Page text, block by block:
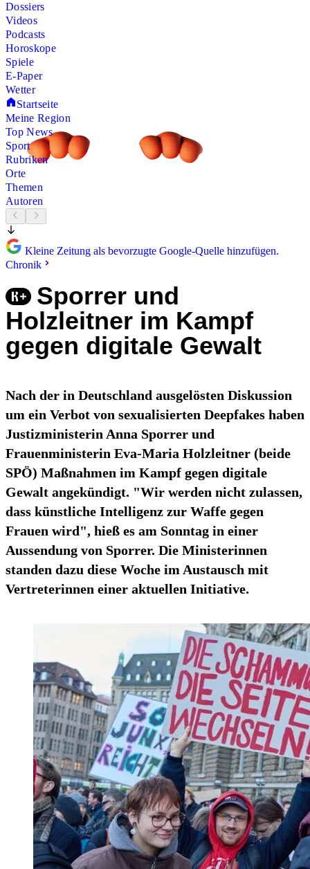
Dossiers
Videos
Podcasts
Horoskope
Spiele
E-Paper
Wetter
Startseite
Meine Region
Top News
Sport
Rubriken
Orte
Themen
Autoren
Kleine Zeitung als bevorzugte Google-Quelle hinzufügen.
Chronik
Sporrer und
Holzleitner im Kampf
gegen digitale Gewalt
Nach der in Deutschland ausgelösten Diskussion
um ein Verbot von sexualisierten Deepfakes haben
Justizministerin Anna Sporrer und
Frauenministerin Eva-Maria Holzleitner (beide
SPÖ) Maßnahmen im Kampf gegen digitale
Gewalt angekündigt. "Wir werden nicht zulassen,
dass künstliche Intelligenz zur Waffe gegen
Frauen wird", hieß es am Sonntag in einer
Aussendung von Sporrer. Die Ministerinnen
standen dazu diese Woche im Austausch mit
Vertreterinnen einer aktuellen Initiative.